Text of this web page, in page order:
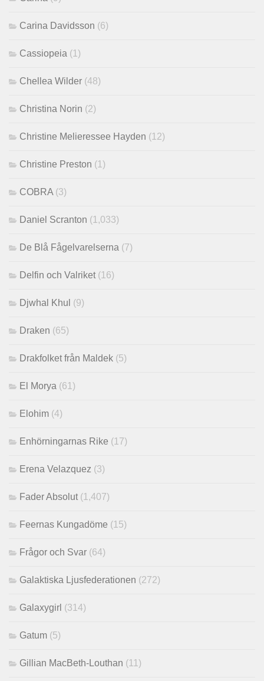
Carina Davidsson (6)
Cassiopeia (1)
Chellea Wilder (48)
Christina Norin (2)
Christine Melieressee Hayden (12)
Christine Preston (1)
COBRA (3)
Daniel Scranton (1,033)
De Blå Fågelvarelserna (7)
Delfin och Valriket (16)
Djwhal Khul (9)
Draken (65)
Drakfolket från Maldek (5)
El Morya (61)
Elohim (4)
Enhörningarnas Rike (17)
Erena Velazquez (3)
Fader Absolut (1,407)
Feernas Kungadöme (15)
Frågor och Svar (64)
Galaktiska Ljusfederationen (272)
Galaxygirl (314)
Gatum (5)
Gillian MacBeth-Louthan (11)